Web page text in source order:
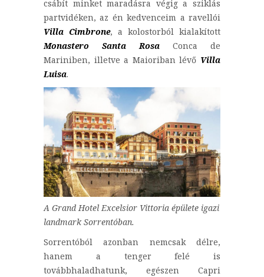
csábít minket maradásra végig a sziklás
partvidéken, az én kedvenceim a ravellói
Villa Cimbrone, a kolostorból kialakított
Monastero Santa Rosa Conca de
Mariniben, illetve a Maioriban lévő Villa
Luisa.
A Grand Hotel Excelsior Vittoria épülete igazi
landmark Sorrentóban.
Sorrentóból azonban nemcsak délre,
hanem a tenger felé is
továbbhaladhatunk, egészen Capri